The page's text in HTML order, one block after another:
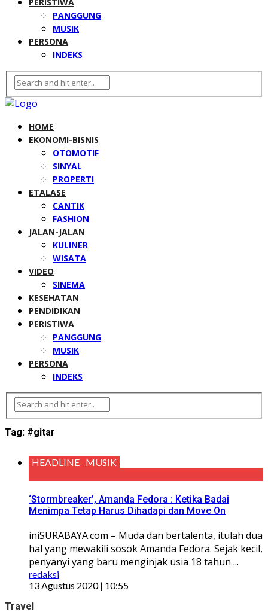
PERISTIWA
PANGGUNG
MUSIK
PERSONA
INDEKS
HOME
EKONOMI-BISNIS
OTOMOTIF
SINYAL
PROPERTI
ETALASE
CANTIK
FASHION
JALAN-JALAN
KULINER
WISATA
VIDEO
SINEMA
KESEHATAN
PENDIDIKAN
PERISTIWA
PANGGUNG
MUSIK
PERSONA
INDEKS
Tag: #gitar
HEADLINE MUSIK
‘Stormbreaker’, Amanda Fedora : Ketika Badai
Menimpa Tetap Harus Dihadapi dan Move On
iniSURABAYA.com – Muda dan bertalenta, itulah dua
hal yang mewakili sosok Amanda Fedora. Sejak kecil,
penyanyi yang baru menginjak usia 18 tahun ...
redaksi
13 Agustus 2020 | 10:55
Travel